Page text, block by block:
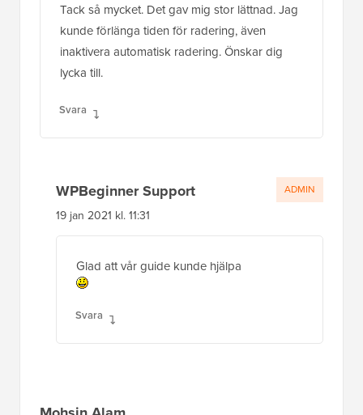
Tack så mycket. Det gav mig stor lättnad. Jag
kunde förlänga tiden för radering, även
inaktivera automatisk radering. Önskar dig
lycka till.
Svara
WPBeginner Support
19 jan 2021 kl. 11:31
Glad att vår guide kunde hjälpa
Svara
ADMIN